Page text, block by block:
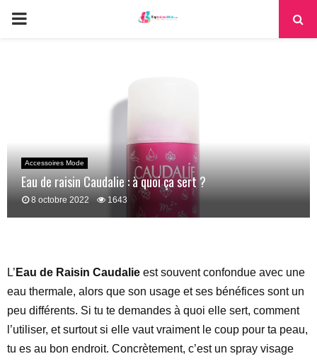
PRIMARY
Accessoires Mode
Eau de raisin Caudalie : à quoi ça sert ?
8 octobre 2022 1643
L’ Eau de Raisin Caudalie est souvent confondue avec une
eau thermale, alors que son usage et ses bénéfices sont un
peu différents. Si tu te demandes à quoi elle sert, comment
l’utiliser, et surtout si elle vaut vraiment le coup pour ta peau,
tu es au bon endroit. Concrètement, c’est un spray visage